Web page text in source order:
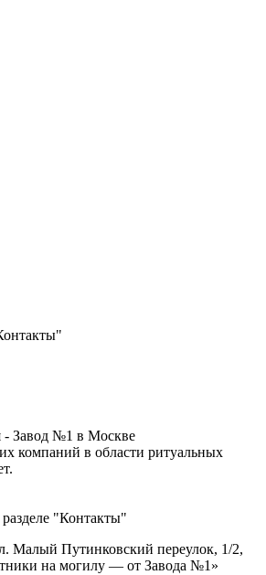
- Завод №1 в Москве
компаний в области ритуальных
"Контакты"
Малый Путинковский переулок, 1/2,
на могилу — от Завода №1»